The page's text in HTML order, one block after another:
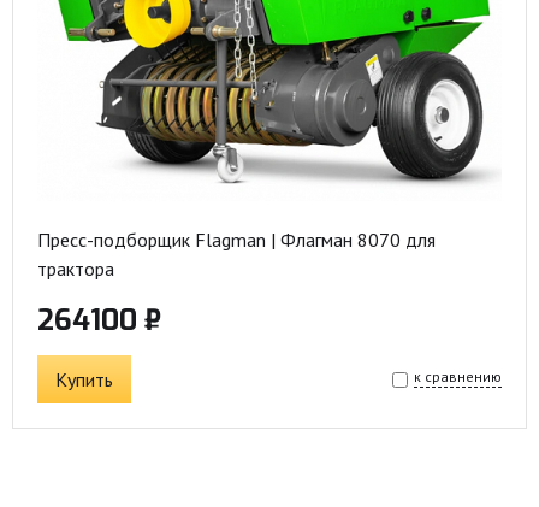
Пресс-подборщик Flagman | Флагман 8070 для
трактора
264100 ₽
Купить к сравнению